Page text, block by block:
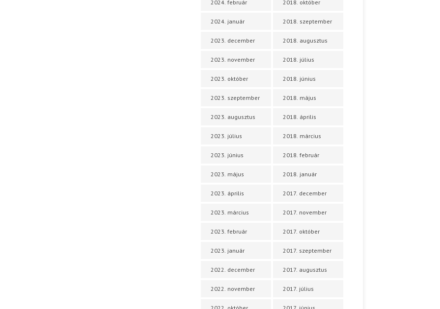
2024. február
2024. január
2023. december
2023. november
2023. október
2023. szeptember
2023. augusztus
2023. július
2023. június
2023. május
2023. április
2023. március
2023. február
2023. január
2022. december
2022. november
2018. október
2018. szeptember
2018. augusztus
2018. július
2018. június
2018. május
2018. április
2018. március
2018. február
2018. január
2017. december
2017. november
2017. október
2017. szeptember
2017. augusztus
2017. július